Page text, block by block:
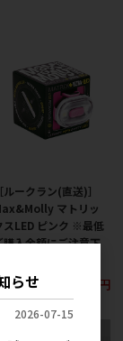
［ルークラン(直送)］
マトリッ
スLED ピンク ※最低
購入金額にご注意下
参考上代
2,800円
らせ
2026-07-15